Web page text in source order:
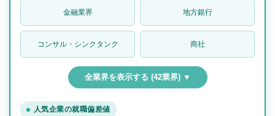
金融業界 地方銀行
コンサル・シンクタンク 商社
全業界を表示する (42業界) ▼
人気企業の就職偏差値